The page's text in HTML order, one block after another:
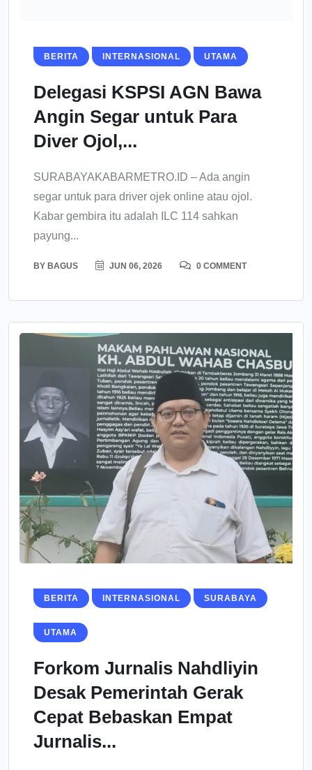
BERITA INTERNASIONAL UTAMA
Delegasi KSPSI AGN Bawa
Angin Segar untuk Para
Diver Ojol,...
SURABAYAKABARMETRO.ID – Ada angin
segar untuk para driver ojek online atau ojol.
Kabar gembira itu adalah ILC 114 sahkan
payung...
BY BAGUS JUN 06, 2026 0 COMMENT
BERITA INTERNASIONAL SURABAYA
UTAMA
Forkom Jurnalis Nahdliyin
Desak Pemerintah Gerak
Cepat Bebaskan Empat
Jurnalis...